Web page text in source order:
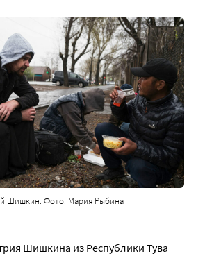
Шишкин. Фото: Мария Рыбина
Шишкина из Республики Тува